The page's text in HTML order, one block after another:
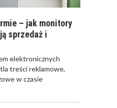
– jak monitory
sprzedaż i
elektronicznych
treści reklamowe,
w czasie